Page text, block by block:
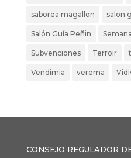
saborea magallon salon
Salón Guía Peñin
Subvenciones Terroir
Vendimia verema
CONSEJO REGULADOR